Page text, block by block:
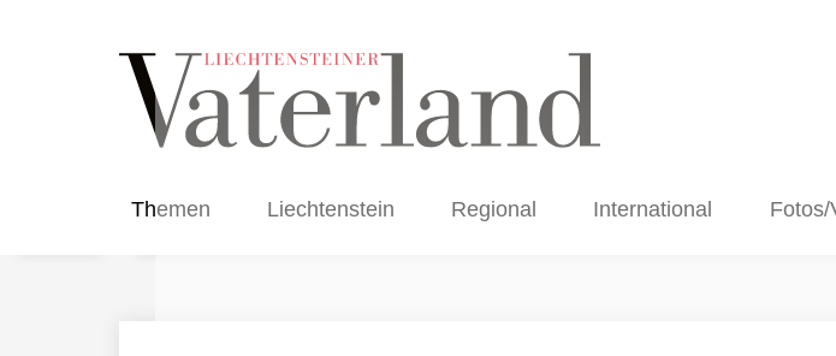
Themen Liechtenstein Regional International Fotos/